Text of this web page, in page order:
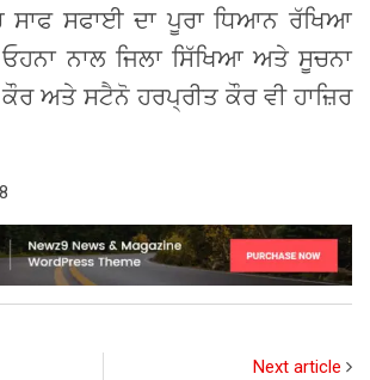
ਸਾਫ ਸਫਾਈ ਦਾ ਪੂਰਾ ਧਿਆਨ ਰੱਖਿਆ
ਨਾਲ ਜਿਲਾ ਸਿੱਖਿਆ ਅਤੇ ਸੂਚਨਾ
ਅਤੇ ਸਟੈਨੋ ਹਰਪ੍ਰੀਤ ਕੌਰ ਵੀ ਹਾਜ਼ਿਰ
Next article